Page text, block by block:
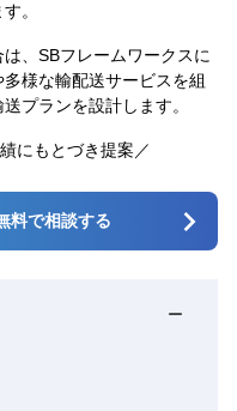
。
、SBフレームワークスに
様な輸配送サービスを組
プランを設計します。
にもとづき提案／
料で相談する
ー